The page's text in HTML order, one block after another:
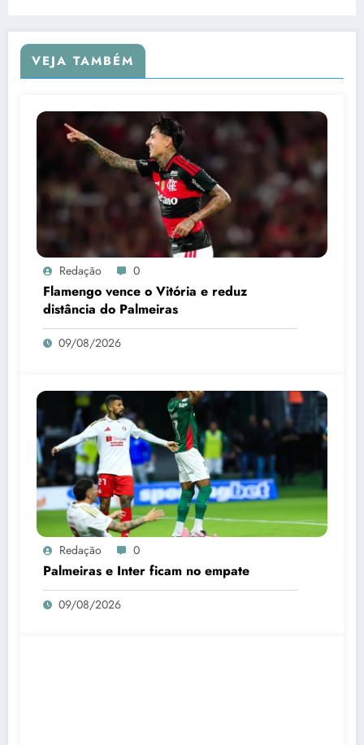
VEJA TAMBÉM
Redação 0
Flamengo vence o Vitória e reduz
distância do Palmeiras
09/08/2026
Redação 0
Palmeiras e Inter ficam no empate
09/08/2026